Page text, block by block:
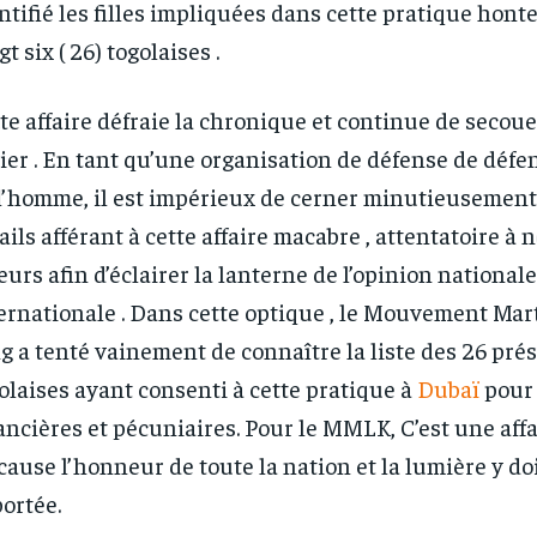
and you / year
news and articles for a whole year.
By
every
and you / year
news and articles for a whole year.
By
every
les filles impliquées dans cette pratique
six ( 26) togolaises .
affaire défraie la chronique et continue de
. En tant qu’une organisation de défense de
il est impérieux de cerner
afférant à cette affaire macabre , attentatoire à
afin d’éclairer la lanterne de l’opinion
. Dans cette optique , le Mouvement
a tenté vainement de connaître la liste des 26
ayant consenti à cette pratique à Dubaïpour
et pécuniaires. Pour le MMLK, C’est une
l’honneur de toute la nation et la lumière y